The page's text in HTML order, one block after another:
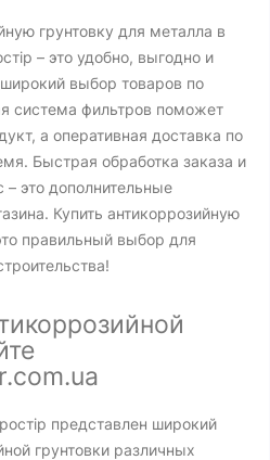
грунтовку для металла в
– это удобно, выгодно и
выбор товаров по
система фильтров поможет
а оперативная доставка по
Быстрая обработка заказа и
это дополнительные
Купить антикоррозийную
правильный выбор для
представлен широкий
грунтовки различных